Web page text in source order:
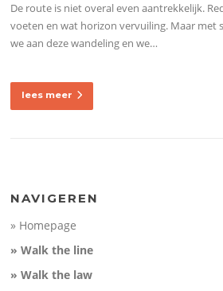
De route is niet overal even aantrekkelijk.
voeten en wat horizon vervuiling. Maar met
we aan deze wandeling en we…
lees meer
NAVIGEREN
» Homepage
» Walk the line
» Walk the law